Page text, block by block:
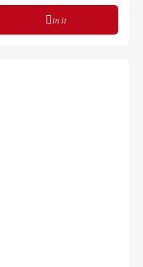
in it